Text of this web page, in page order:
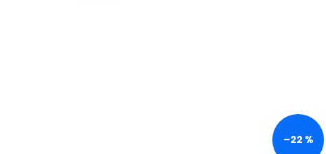
–22 %